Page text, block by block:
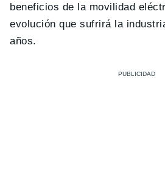
beneficios de la movilidad
evolución que sufrirá la
años.